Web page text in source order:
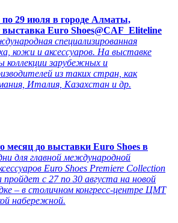
по 29 июля в городе Алматы,
выставка Euro Shoes@CAF_Eliteline
специализированная
кожи и аксессуаров. На выставке
коллекции зарубежных и
из таких стран, как
Италия, Казахстан и др.
месяц до выставки Euro Shoes в
для главной международной
Euro Shoes Premiere Collection
с 27 по 30 августа на новой
– в столичном конгресс-центре ЦМТ
набережной.